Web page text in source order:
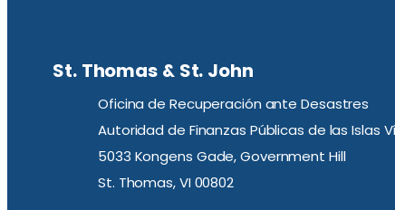
St. Thomas & St. John
Oficina de Recuperación ante Desastres
Autoridad de Finanzas Públicas de las Islas
5033 Kongens Gade, Government Hill
St. Thomas, VI 00802